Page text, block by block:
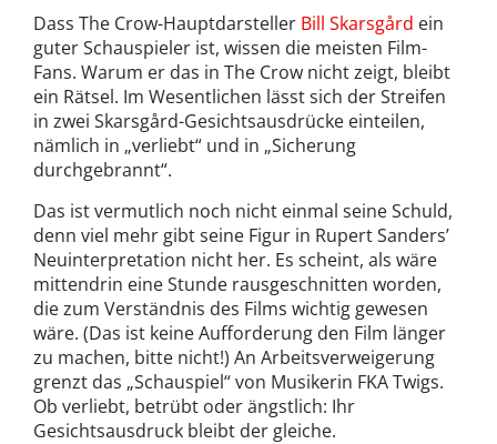
Dass The Crow-Hauptdarsteller Bill Skarsgård ein
guter Schauspieler ist, wissen die meisten Film-
Fans. Warum er das in The Crow nicht zeigt, bleibt
ein Rätsel. Im Wesentlichen lässt sich der Streifen
in zwei Skarsgård-Gesichtsausdrücke einteilen,
nämlich in „verliebt“ und in „Sicherung
durchgebrannt“.
Das ist vermutlich noch nicht einmal seine Schuld,
denn viel mehr gibt seine Figur in Rupert Sanders’
Neuinterpretation nicht her. Es scheint, als wäre
mittendrin eine Stunde rausgeschnitten worden,
die zum Verständnis des Films wichtig gewesen
wäre. (Das ist keine Aufforderung den Film länger
zu machen, bitte nicht!) An Arbeitsverweigerung
grenzt das „Schauspiel“ von Musikerin FKA Twigs.
Ob verliebt, betrübt oder ängstlich: Ihr
Gesichtsausdruck bleibt der gleiche.